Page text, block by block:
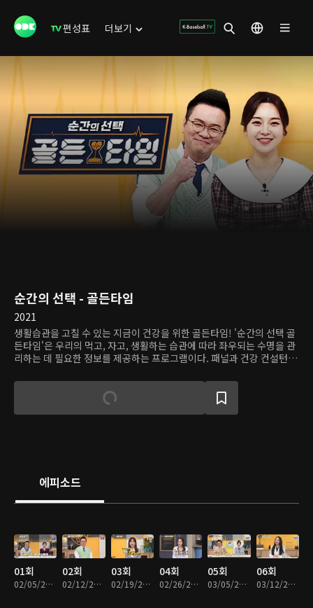
편성표 더보기
순간의 선택 - 골든타임
2021
생활습관을 고칠 수 있는 지금이 건강을 위한 골든타임! '순간의 선택 골
든타임'은 우리의 먹고, 자고, 생활하는 습관에 따라 좌우되는 수명을 관
리하는 데 필요한 정보를 제공하는 프로그램이다. 패널과 건강 컨설턴트
을 조언한다. 내 습관을 돌아보고, 건강하게 잘 살기 위해 삶을 업그레이
드하는 방법을 알려준다.
에피소드
01회
02/05/2021 • 48분
02회
02/12/2021 • 48분
03회
02/19/2021 • 48분
04회
02/26/2021 • 48분
05회
03/05/2021 • 48분
06회
03/12/2021 • 48분